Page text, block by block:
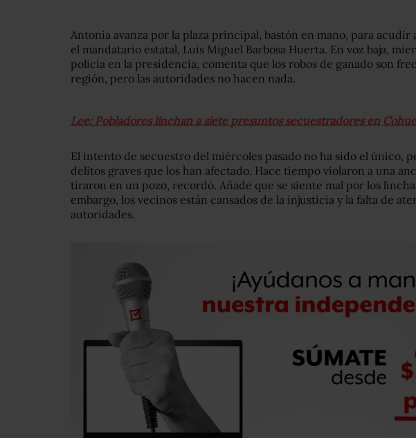
Antonia avanza por la plaza principal, bastón en mano, para acudir
el mandatario estatal, Luis Miguel Barbosa Huerta. En voz baja,
policía en la presidencia, comenta que los robos de ganado son
región, pero las autoridades no hacen nada.
Lee: Pobladores linchan a siete presuntos secuestradores en
El intento de secuestro del miércoles pasado no ha sido el único,
delitos graves que los han afectado. Hace tiempo violaron a una
tiraron en un pozo, recordó. Añade que se siente mal por los
embargo, los vecinos están cansados de la injusticia y la falta de
autoridades.